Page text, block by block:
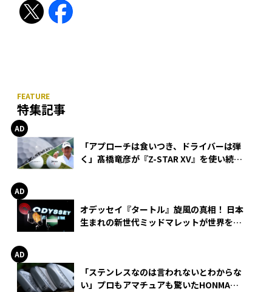
特集記事
「アプローチは食いつき、ドライバーは弾
く」髙橋竜彦が『Z-STAR XV』を使い続け
オデッセイ『タートル』旋風の真相！ 日本
生まれの新世代ミッドマレットが世界を席
「ステンレスなのは言われないとわからな
い」プロもアマチュアも驚いたHONMA